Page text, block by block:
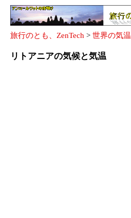
旅行のとも、ZenTech > 世界の気温
リトアニアの気候と気温